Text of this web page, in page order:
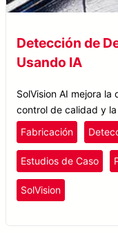
Detección de
Usando IA
SolVision AI mejora
control de calidad y
las limitaciones de los
Fabricación
Estudios de Caso
SolVision